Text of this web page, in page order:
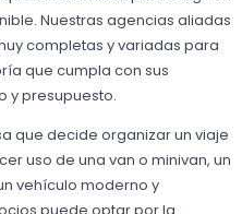
Nuestras agencias aliadas
completas y variadas para
que cumpla con sus
y presupuesto.
que decide organizar un viaje
uso de una van o minivan, un
vehículo moderno y